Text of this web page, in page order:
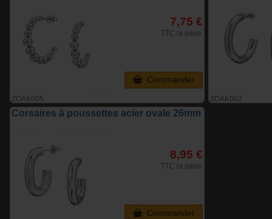
ZOAK005
7,75 €
TTC la paire
Commander
ZOAK002
Corsaires à poussettes acier ovale 26mm
8,95 €
TTC la paire
Commander